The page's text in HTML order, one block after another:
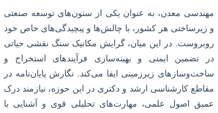
مهندسی معدن، به عنوان یکی از ستون‌های توسعه صنعتی
و زیرساختی هر کشور، با چالش‌ها و پیچیدگی‌های خاص خود
روبروست. در این میان، گرایش مکانیک سنگ نقشی حیاتی
در تضمین ایمنی و بهینه‌سازی فرآیندهای استخراج و
ساخت‌وسازهای زیرزمینی ایفا می‌کند. نگارش پایان‌نامه در
مقاطع کارشناسی ارشد و دکتری در این حوزه، نیازمند درک
عمیق اصول علمی، مهارت‌های تحلیلی قوی و آشنایی با